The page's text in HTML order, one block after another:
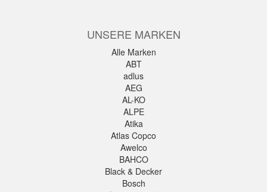
UNSERE MARKEN
Alle Marken
ABT
adlus
AEG
AL-KO
ALPE
Atika
Atlas Copco
Awelco
BAHCO
Black & Decker
Bosch